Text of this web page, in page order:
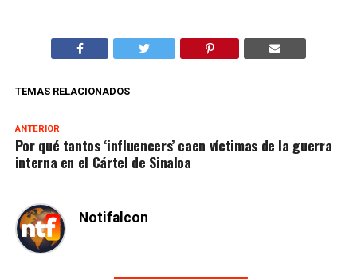
TEMAS RELACIONADOS
ANTERIOR
Por qué tantos ‘influencers’ caen víctimas de la guerra
interna en el Cártel de Sinaloa
Notifalcon